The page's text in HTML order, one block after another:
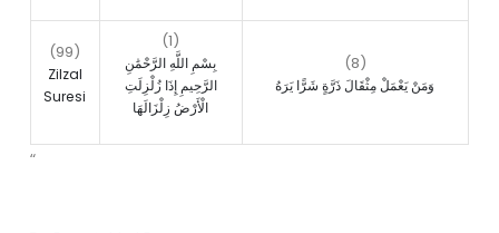
(99)
Zilzal
Suresi
(1)
بِسْمِ اللَّهِ الرَّحْمَٰنِ
الرَّحِيمِ إِذَا زُلْزِلَتِ
الْأَرْضُ زِلْزَالَهَا
(8)
وَمَنْ يَعْمَلْ مِثْقَالَ ذَرَّةٍ شَرًّا يَرَهُ
“